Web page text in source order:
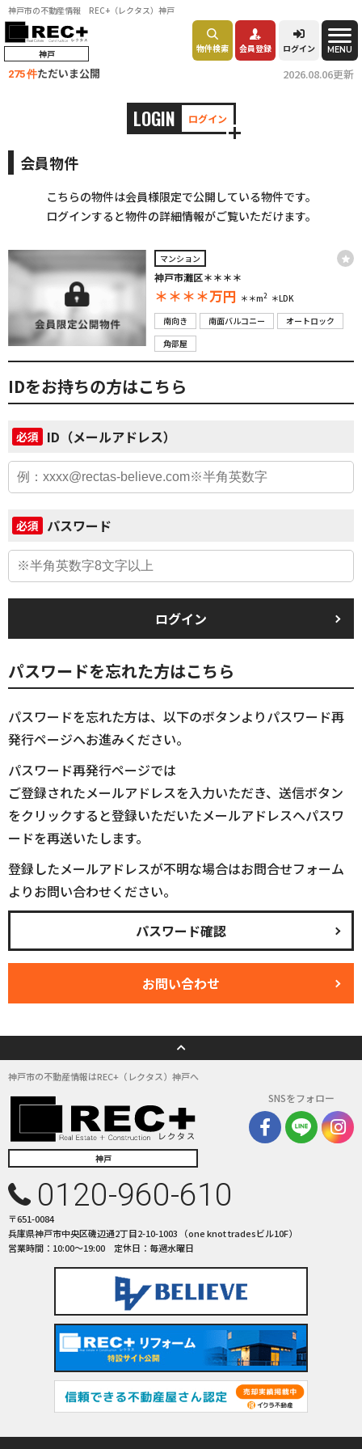
神戸市の不動産情報 REC+（レクタス）神戸
神戸 物件検索 会員登録 ログイン MENU
275 件ただいま公開 2026.08.06更新
LOGIN ログイン
会員物件
こちらの物件は会員様限定で公開している物件です。
ログインすると物件の詳細情報がご覧いただけます。
マンション
神戸市灘区＊＊＊＊
＊＊＊＊万円 ＊＊m2 ＊LDK
南向き
南面バルコニー
オートロック
角部屋
IDをお持ちの方はこちら
必須 ID（メールアドレス）
必須 パスワード
ログイン
パスワードを忘れた方はこちら
パスワードを忘れた方は、以下のボタンよりパスワード再
発行ページへお進みください。
パスワード再発行ページでは
ご登録されたメールアドレスを入力いただき、送信ボタン
をクリックすると登録いただいたメールアドレスへパスワ
ードを再送いたします。
登録したメールアドレスが不明な場合はお問合せフォーム
よりお問い合わせください。
パスワード確認
お問い合わせ
神戸市の不動産情報はREC+（レクタス）神戸へ
神戸
SNSをフォロー
0120-960-610
〒651-0084
兵庫県神戸市中央区磯辺通2丁目2-10-1003 （one knot tradesビル10F）
営業時間：10:00〜19:00 定休日：毎週水曜日